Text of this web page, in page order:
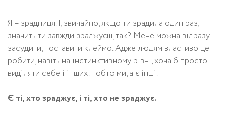
Я – зрадниця. І, звичайно, якщо ти зрадила один раз,
значить ти завжди зраджуєш, так? Мене можна відразу
засудити, поставити клеймо. Адже людям властиво це
робити, навіть на інстинктивному рівні, хоча б просто
виділяти себе і інших. Тобто ми, а є інші.
Є ті, хто зраджує, і ті, хто не зраджує.